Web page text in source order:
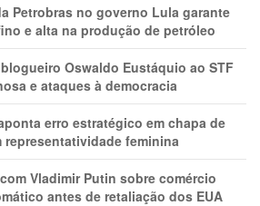
Petrobras no governo Lula garante
e alta na produção de petróleo
Oswaldo Eustáquio ao STF
e ataques à democracia
erro estratégico em chapa de
feminina
Vladimir Putin sobre comércio
antes de retaliação dos EUA